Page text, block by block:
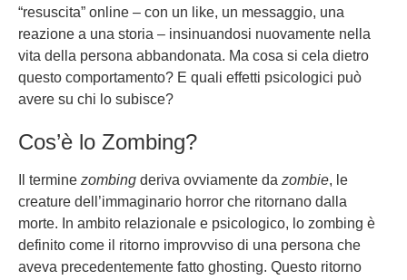
“resuscita” online – con un like, un messaggio, una
reazione a una storia – insinuandosi nuovamente nella
vita della persona abbandonata. Ma cosa si cela dietro
questo comportamento? E quali effetti psicologici può
avere su chi lo subisce?
Cos’è lo Zombing?
Il termine zombing deriva ovviamente da zombie, le
creature dell’immaginario horror che ritornano dalla
morte. In ambito relazionale e psicologico, lo zombing è
definito come il ritorno improvviso di una persona che
aveva precedentemente fatto ghosting. Questo ritorno